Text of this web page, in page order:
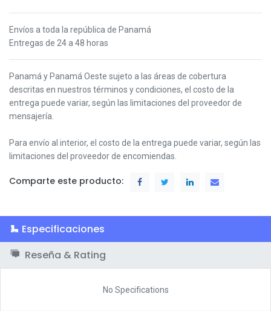
Envíos a toda la república de Panamá
Entregas de 24 a 48 horas
Panamá y Panamá Oeste sujeto a las áreas de cobertura
descritas en nuestros términos y condiciones, el costo de la
entrega puede variar, según las limitaciones del proveedor de
mensajería.
Para envío al interior, el costo de la entrega puede variar, según las
limitaciones del proveedor de encomiendas.
Comparte este producto:
Especificaciones
Reseña & Rating
No Specifications